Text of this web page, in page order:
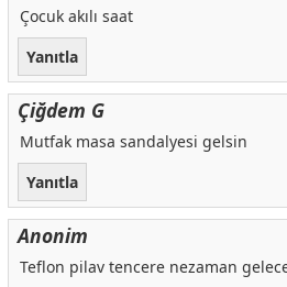
Çocuk akılı saat
Yanıtla
Çiğdem G
Mutfak masa sandalyesi gelsin
Yanıtla
Anonim
Teflon pilav tencere nezaman